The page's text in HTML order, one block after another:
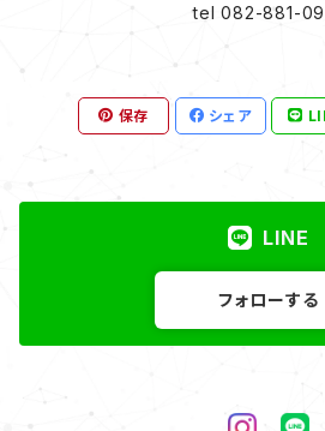
tel 082-881-
保存 シェア
LINE
フォローする